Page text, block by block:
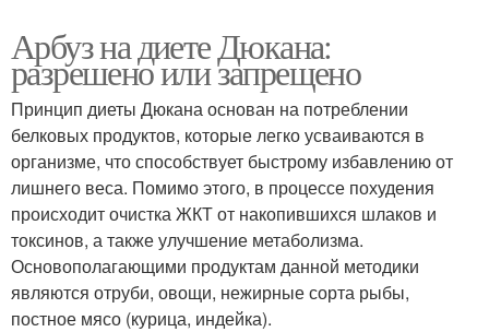
Арбуз на диете Дюкана:
разрешено или запрещено
Принцип диеты Дюкана основан на потреблении
белковых продуктов, которые легко усваиваются в
организме, что способствует быстрому избавлению от
лишнего веса. Помимо этого, в процессе похудения
происходит очистка ЖКТ от накопившихся шлаков и
токсинов, а также улучшение метаболизма.
Основополагающими продуктам данной методики
являются отруби, овощи, нежирные сорта рыбы,
постное мясо (курица, индейка).